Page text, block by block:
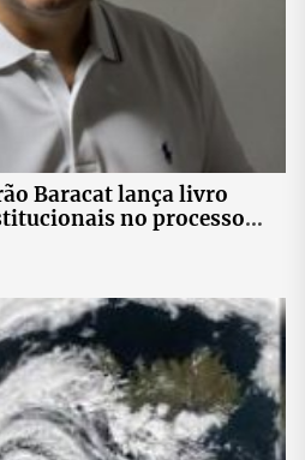
Baracat lança livro
no processo